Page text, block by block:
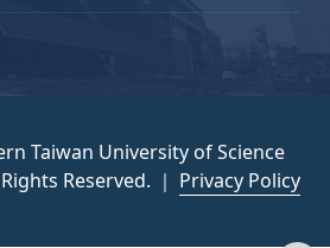
Taiwan University of Science
Reserved. ｜ Privacy Policy